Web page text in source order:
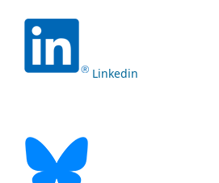
Linkedin